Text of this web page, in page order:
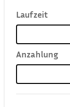
Laufzeit
Anzahlung